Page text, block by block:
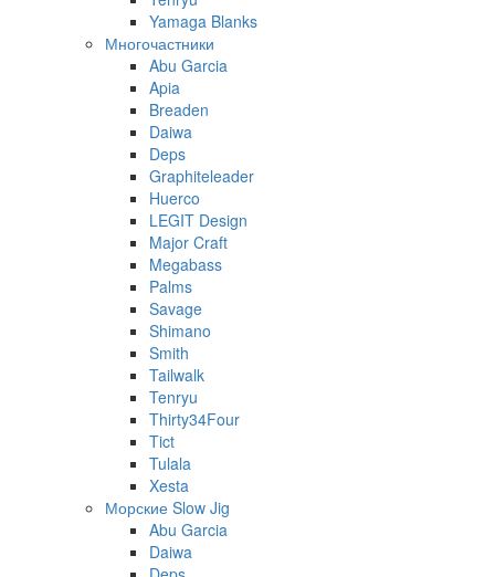
Yamaga Blanks
Многочастники
Abu Garcia
Apia
Breaden
Daiwa
Deps
Graphiteleader
Huerco
LEGIT Design
Major Craft
Megabass
Palms
Savage
Shimano
Smith
Tailwalk
Tenryu
Thirty34Four
Tict
Tulala
Xesta
Морские Slow Jig
Abu Garcia
Daiwa